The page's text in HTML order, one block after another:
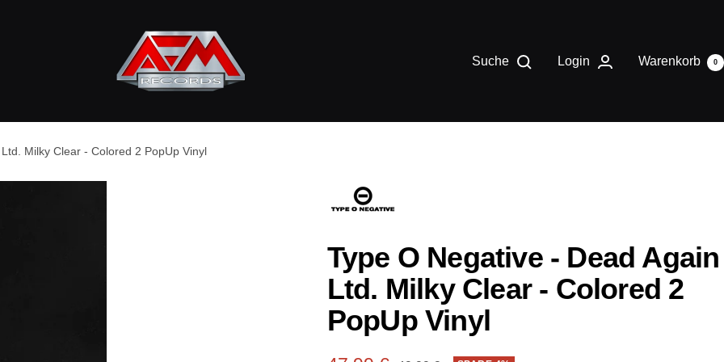
Records
Suche Login Warenkorb 0
Milky Clear - Colored 2 PopUp Vinyl
Type O Negative - Dead Again
Ltd. Milky Clear - Colored 2
PopUp Vinyl